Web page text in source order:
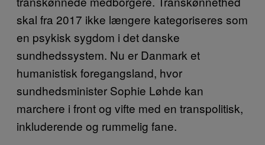
skal fra 2017 ikke længere kategoriseres som
en psykisk sygdom i det danske
sundhedssystem. Nu er Danmark et
humanistisk foregangsland, hvor
sundhedsminister Sophie Løhde kan
marchere i front og vifte med en transpolitisk,
inkluderende og rummelig fane.